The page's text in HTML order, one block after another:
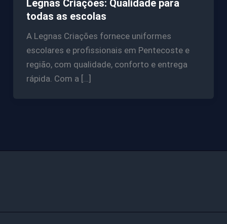
Legnas Criações: Qualidade para
todas as escolas
A Legnas Criações fornece uniformes
escolares e profissionais em Pentecoste e
região, com qualidade, conforto e entrega
rápida. Com a […]